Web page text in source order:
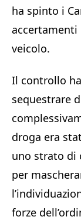
ha spinto i
accertamenti
veicolo.
Il controllo
sequestrare
droga era
uno strato di
per
forze